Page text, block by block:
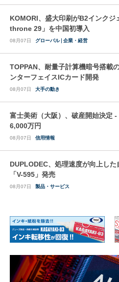
KOMORI、盛大印刷がB2インクジ
throne 29」を中国初導入
08月07日 グローバル 企業・経営
TOPPAN、耐量子計算機暗号搭載
ンターフェイスICカード開発
08月07日 大手の動き
富士美術（大阪）、破産開始決定 -
6,000万円
08月07日 信用情報
DUPLODEC、処理速度が向上した
「V-595」発売
08月07日 製品・サービス